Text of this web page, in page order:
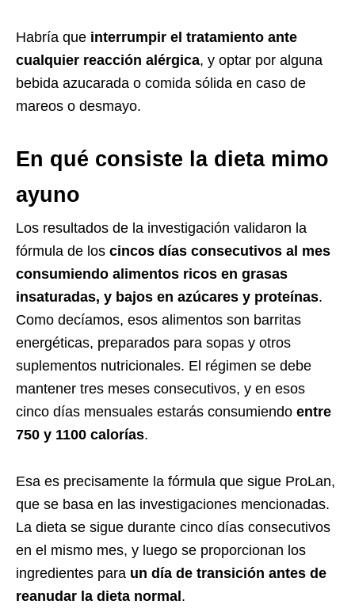
Habría que interrumpir el tratamiento ante
cualquier reacción alérgica, y optar por alguna
bebida azucarada o comida sólida en caso de
mareos o desmayo.
En qué consiste la dieta mimo
ayuno
Los resultados de la investigación validaron la
fórmula de los cincos días consecutivos al mes
consumiendo alimentos ricos en grasas
insaturadas, y bajos en azúcares y proteínas.
Como decíamos, esos alimentos son barritas
energéticas, preparados para sopas y otros
suplementos nutricionales. El régimen se debe
mantener tres meses consecutivos, y en esos
cinco días mensuales estarás consumiendo entre
750 y 1100 calorías.
Esa es precisamente la fórmula que sigue ProLan,
que se basa en las investigaciones mencionadas.
La dieta se sigue durante cinco días consecutivos
en el mismo mes, y luego se proporcionan los
ingredientes para un día de transición antes de
reanudar la dieta normal .